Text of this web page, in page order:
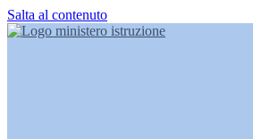
Salta al contenuto